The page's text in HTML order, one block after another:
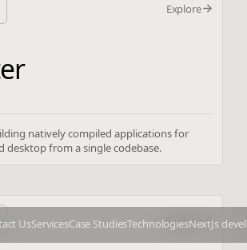
UsServicesCase StudiesTechnologiesNextJs
Explore
natively compiled applications for
desktop from a single codebase.
Explore